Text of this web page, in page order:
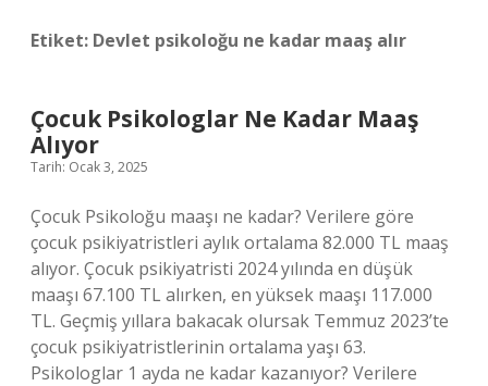
Etiket: Devlet psikoloğu ne kadar maaş alır
Çocuk Psikologlar Ne Kadar Maaş
Alıyor
Tarih: Ocak 3, 2025
Çocuk Psikoloğu maaşı ne kadar? Verilere göre
çocuk psikiyatristleri aylık ortalama 82.000 TL maaş
alıyor. Çocuk psikiyatristi 2024 yılında en düşük
maaşı 67.100 TL alırken, en yüksek maaşı 117.000
TL. Geçmiş yıllara bakacak olursak Temmuz 2023’te
çocuk psikiyatristlerinin ortalama yaşı 63.
Psikologlar 1 ayda ne kadar kazanıyor? Verilere